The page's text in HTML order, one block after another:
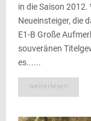
in die Saison 2012.
Neueinsteiger, die
E1-B Große
souveränen
es......
weiterlesen